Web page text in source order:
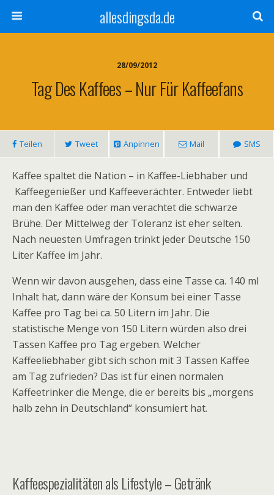
allesdingsda.de
28/09/2012
Tag Des Kaffees – Nur Für Kaffeefans
Teilen Tweet Anpinnen Mail SMS
Kaffee spaltet die Nation – in Kaffee-Liebhaber und
Kaffeegenießer und Kaffeeverächter. Entweder liebt
man den Kaffee oder man verachtet die schwarze
Brühe. Der Mittelweg der Toleranz ist eher selten.
Nach neuesten Umfragen trinkt jeder Deutsche 150
Liter Kaffee im Jahr.
Wenn wir davon ausgehen, dass eine Tasse ca. 140 ml
Inhalt hat, dann wäre der Konsum bei einer Tasse
Kaffee pro Tag bei ca. 50 Litern im Jahr. Die
statistische Menge von 150 Litern würden also drei
Tassen Kaffee pro Tag ergeben. Welcher
Kaffeeliebhaber gibt sich schon mit 3 Tassen Kaffee
am Tag zufrieden? Das ist für einen normalen
Kaffeetrinker die Menge, die er bereits bis „morgens
halb zehn in Deutschland“ konsumiert hat.
Kaffeespezialitäten als Lifestyle – Getränk